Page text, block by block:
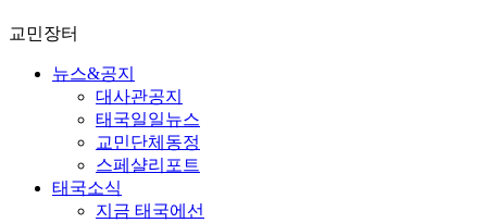
교민장터
뉴스&공지
대사관공지
태국일일뉴스
교민단체동정
스페샬리포트
태국소식
지금 태국에선